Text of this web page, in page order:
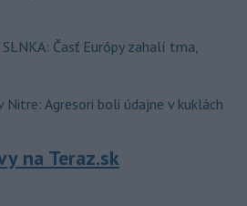
Časť Európy zahalí tma,
Nitre: Agresori boli údajne v kuklách
na Teraz.sk